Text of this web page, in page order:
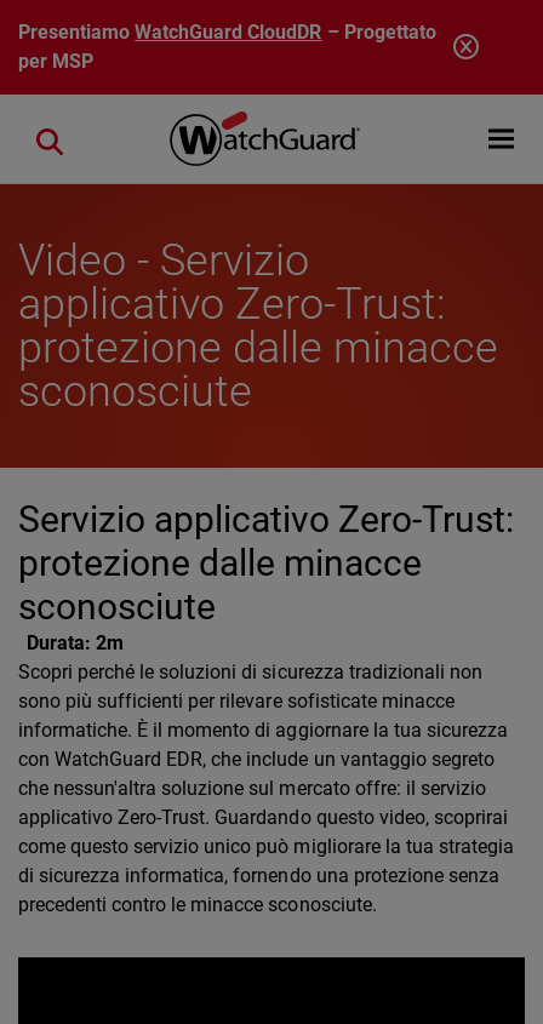
Salta al contenuto principale
PresentiamoWatchGuard CloudDR – Progettato
per MSP
Open
Close search
Video - Servizio
applicativo Zero-Trust:
protezione dalle minacce
sconosciute
Servizio applicativo Zero-Trust:
protezione dalle minacce
sconosciute
Durata: 2m
Scopri perché le soluzioni di sicurezza tradizionali non
sono più sufficienti per rilevare sofisticate minacce
informatiche. È il momento di aggiornare la tua sicurezza
con WatchGuard EDR, che include un vantaggio segreto
che nessun'altra soluzione sul mercato offre: il servizio
applicativo Zero-Trust. Guardando questo video, scoprirai
come questo servizio unico può migliorare la tua strategia
di sicurezza informatica, fornendo una protezione senza
precedenti contro le minacce sconosciute.